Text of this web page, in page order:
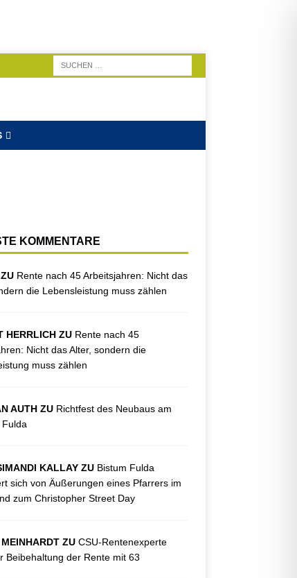
KOMMENTARE
Rente nach 45 Arbeitsjahren: Nicht das
die Lebensleistung muss zählen
HERRLICH ZU Rente nach 45
Nicht das Alter, sondern die
muss zählen
AUTH ZU Richtfest des Neubaus am
Fulda
KALLAY ZU Bistum Fulda
sich von Äußerungen eines Pfarrers im
zum Christopher Street Day
ZU CSU-Rentenexperte
Beibehaltung der Rente mit 63